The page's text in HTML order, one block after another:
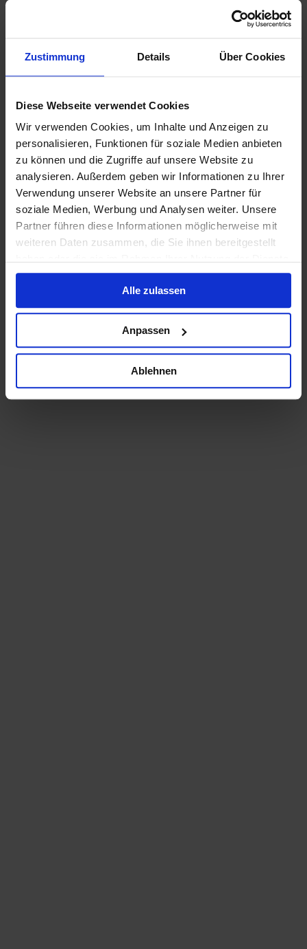
Zustimmung Details Über Cookies
Diese Webseite verwendet Cookies
Wir verwenden Cookies, um Inhalte und Anzeigen zu
personalisieren, Funktionen für soziale Medien anbieten
zu können und die Zugriffe auf unsere Website zu
analysieren. Außerdem geben wir Informationen zu Ihrer
Verwendung unserer Website an unsere Partner für
soziale Medien, Werbung und Analysen weiter. Unsere
Partner führen diese Informationen möglicherweise mit
weiteren Daten zusammen, die Sie ihnen bereitgestellt
gesammelt haben.
Alle zulassen
Anpassen
Ablehnen